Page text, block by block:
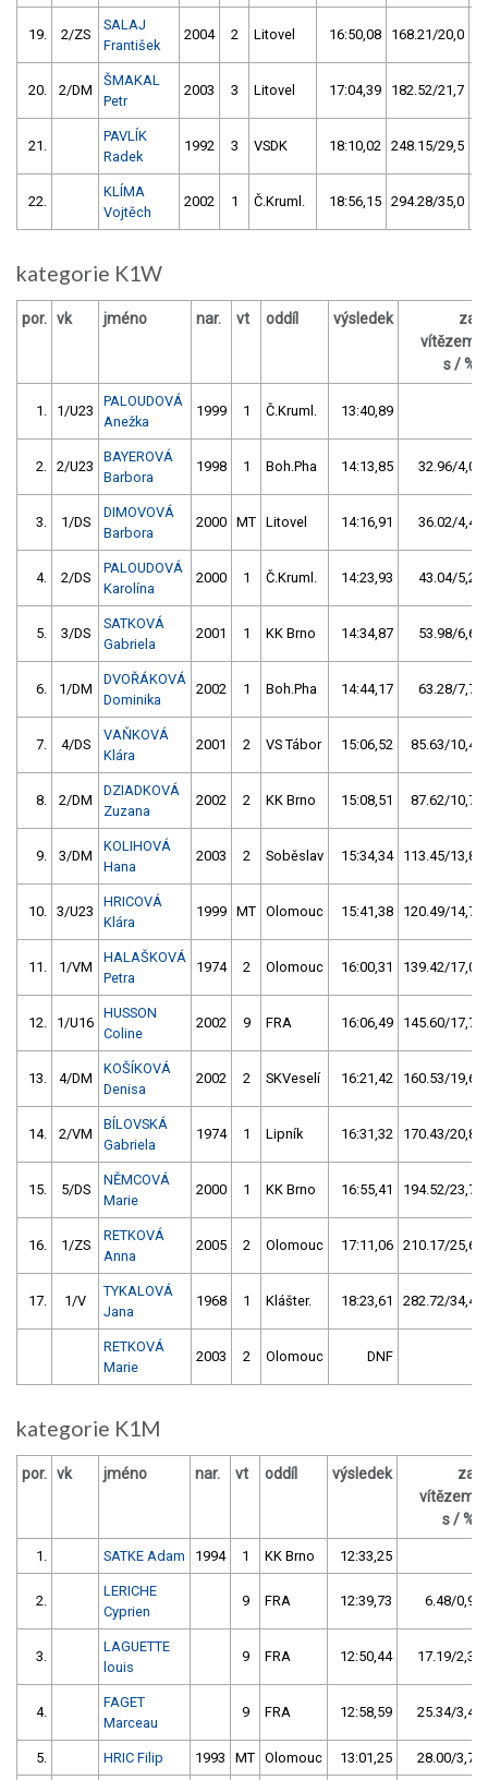
19. 2/ZS
SALAJ
František
2004 2 Litovel 16:50,08 168.21/20,0
20. 2/DM
ŠMAKAL
Petr
2003 3 Litovel 17:04,39 182.52/21,7
21.
PAVLÍK
Radek
1992 3 VSDK 18:10,02 248.15/29,5
22.
KLÍMA
Vojtěch
2002 1 Č.Kruml. 18:56,15 294.28/35,0
kategorie K1W
por. vk jméno nar. vt oddíl výsledek
za
vítězem
s / %
1. 1/U23
PALOUDOVÁ
Anežka
1999 1 Č.Kruml. 13:40,89
2. 2/U23
BAYEROVÁ
Barbora
1998 1 Boh.Pha 14:13,85 32.96/4,0
3. 1/DS
DIMOVOVÁ
Barbora
2000 MT Litovel 14:16,91 36.02/4,4
4. 2/DS
PALOUDOVÁ
Karolína
2000 1 Č.Kruml. 14:23,93 43.04/5,2
5. 3/DS
SATKOVÁ
Gabriela
2001 1 KK Brno 14:34,87 53.98/6,6
6. 1/DM
DVOŘÁKOVÁ
Dominika
2002 1 Boh.Pha 14:44,17 63.28/7,7
7. 4/DS
VAŇKOVÁ
Klára
2001 2 VS Tábor 15:06,52 85.63/10,4
8. 2/DM
DZIADKOVÁ
Zuzana
2002 2 KK Brno 15:08,51 87.62/10,7
9. 3/DM
KOLIHOVÁ
Hana
2003 2 Soběslav 15:34,34 113.45/13,8
10. 3/U23
HRICOVÁ
Klára
1999 MT Olomouc 15:41,38 120.49/14,7
11. 1/VM
HALAŠKOVÁ
Petra
1974 2 Olomouc 16:00,31 139.42/17,0
12. 1/U16
HUSSON
Coline
2002 9 FRA 16:06,49 145.60/17,7
13. 4/DM
KOŠÍKOVÁ
Denisa
2002 2 SKVeselí 16:21,42 160.53/19,6
14. 2/VM
BÍLOVSKÁ
Gabriela
1974 1 Lipník 16:31,32 170.43/20,8
15. 5/DS
NĚMCOVÁ
Marie
2000 1 KK Brno 16:55,41 194.52/23,7
16. 1/ZS
RETKOVÁ
Anna
2005 2 Olomouc 17:11,06 210.17/25,6
17. 1/V
TYKALOVÁ
Jana
1968 1 Klášter. 18:23,61 282.72/34,4
RETKOVÁ
Marie
2003 2 Olomouc DNF
kategorie K1M
por. vk jméno nar. vt oddíl výsledek
za
vítězem
s / %
1. SATKE Adam 1994 1 KK Brno 12:33,25
2.
LERICHE
Cyprien
9 FRA 12:39,73 6.48/0,9
3.
LAGUETTE
louis
9 FRA 12:50,44 17.19/2,3
4.
FAGET
Marceau
9 FRA 12:58,59 25.34/3,4
5. HRIC Filip 1993 MT Olomouc 13:01,25 28.00/3,7